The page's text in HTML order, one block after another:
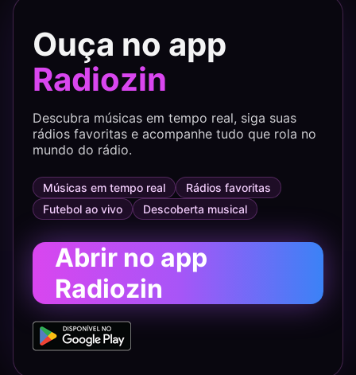
Ouça no app
Radiozin
Descubra músicas em tempo real, siga suas
rádios favoritas e acompanhe tudo que rola no
mundo do rádio.
Músicas em tempo real
Rádios favoritas
Futebol ao vivo
Descoberta musical
Abrir no app
Radiozin